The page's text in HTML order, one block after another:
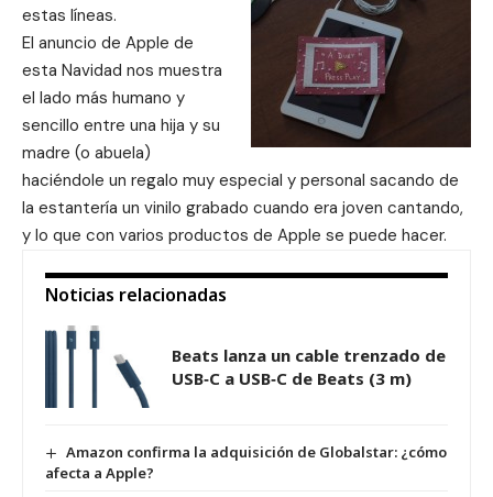
estas líneas.
El anuncio de Apple de
esta Navidad nos muestra
el lado más humano y
sencillo entre una hija y su
madre (o abuela)
haciéndole un regalo muy especial y personal sacando de
la estantería un vinilo grabado cuando era joven cantando,
y lo que con varios productos de Apple se puede hacer.
Noticias relacionadas
Beats lanza un cable trenzado de
USB‑C a USB‑C de Beats (3 m)
Amazon confirma la adquisición de Globalstar: ¿cómo
afecta a Apple?